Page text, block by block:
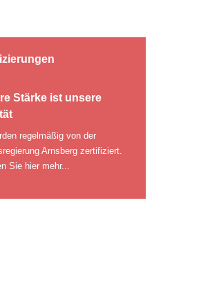
Stärke ist unsere
regelmäßig von der
Arnsberg zertifiziert.
Sie hier mehr...